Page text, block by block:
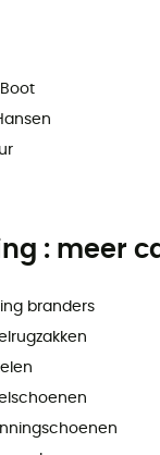
: meer
branders